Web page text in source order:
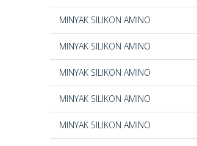
MINYAK SILIKON AMINO
MINYAK SILIKON AMINO
MINYAK SILIKON AMINO
MINYAK SILIKON AMINO
MINYAK SILIKON AMINO